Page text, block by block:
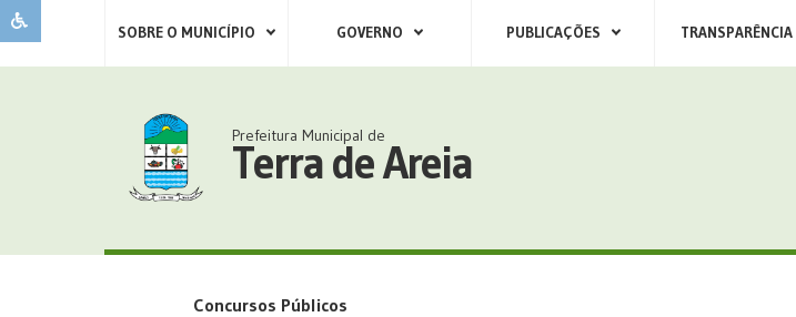
SOBRE O MUNICÍPIO GOVERNO PUBLICAÇÕES TRANSPARÊNCIA
Prefeitura Municipal de
Terra de Areia
Concursos Públicos